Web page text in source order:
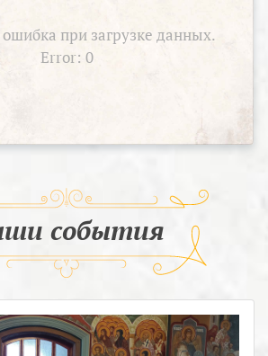
при загрузке данных.
Error: 0
события